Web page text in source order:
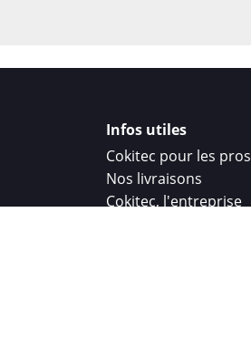
Infos utiles
Cokitec pour les pros
Nos livraisons
Cokitec, l'entreprise